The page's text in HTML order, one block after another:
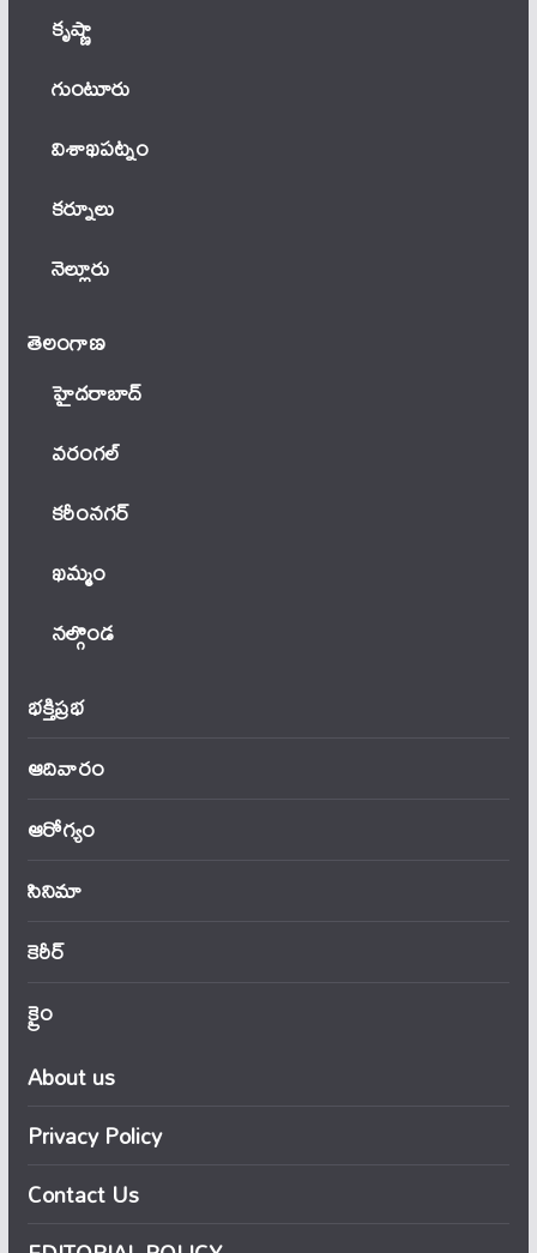
కృష్ణా
గుంటూరు
విశాఖపట్నం
కర్నూలు
నెల్లూరు
తెలంగాణ‌
హైదరాబాద్
వ‌రంగ‌ల్
కరీంనగర్
ఖ‌మ్మం
నల్గొండ
భక్తిప్రభ
ఆదివారం
ఆరోగ్యం
సినిమా
కెరీర్
క్రైం
About us
Privacy Policy
Contact Us